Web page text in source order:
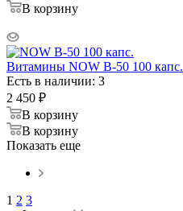
В корзину
Витамины NOW B-50 100 капс.
Есть в наличии: 3
2 450 ₽
В корзину
В корзину
Показать еще
1 2 3